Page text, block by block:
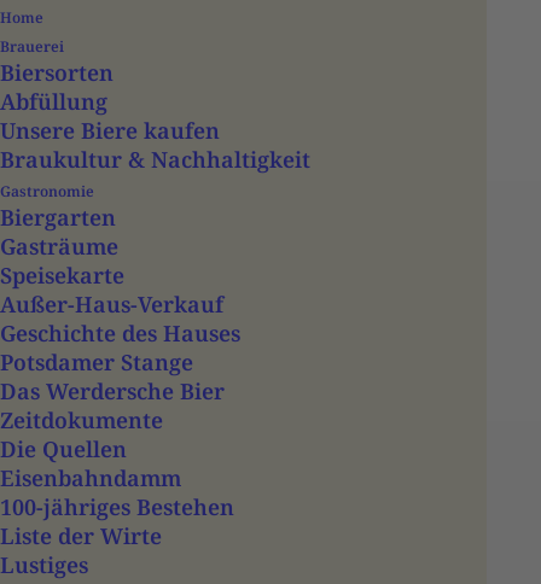
Home
Brauerei
Biersorten
Abfüllung
Unsere Biere kaufen
Braukultur & Nachhaltigkeit
Gastronomie
Biergarten
Gasträume
Speisekarte
Außer-Haus-Verkauf
Geschichte des Hauses
Potsdamer Stange
Das Werdersche Bier
Zeitdokumente
Die Quellen
Eisenbahndamm
100-jähriges Bestehen
Liste der Wirte
Lustiges
Events
13 Dez.
Gänseessen